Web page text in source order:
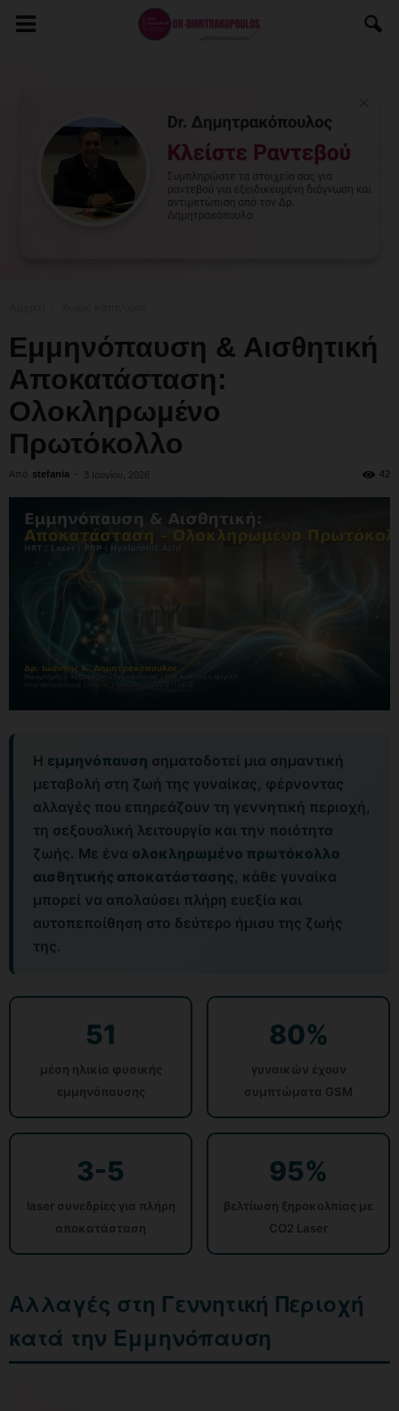
Εμμηνόπαυση & Αισθητική
Αποκατάσταση:
Ολοκληρωμένο
Πρωτόκολλο
Από stefania - 3 Ιουνίου, 2026 42
Η εμμηνόπαυση σηματοδοτεί μια σημαντική
μεταβολή στη ζωή της γυναίκας, φέρνοντας
αλλαγές που επηρεάζουν τη γεννητική περιοχή,
τη σεξουαλική λειτουργία και την ποιότητα
ζωής. Με ένα ολοκληρωμένο πρωτόκολλο
αισθητικής αποκατάστασης , κάθε γυναίκα
μπορεί να απολαύσει πλήρη ευεξία και
αυτοπεποίθηση στο δεύτερο ήμισυ της ζωής
της.
51
μέση ηλικία φυσικής
εμμηνόπαυσης
80%
γυναικών έχουν
συμπτώματα GSM
3-5
laser συνεδρίες για πλήρη
αποκατάσταση
95%
βελτίωση ξηροκολπίας με
CO2 Laser
Αλλαγές στη Γεννητική Περιοχή
κατά την Εμμηνόπαυση